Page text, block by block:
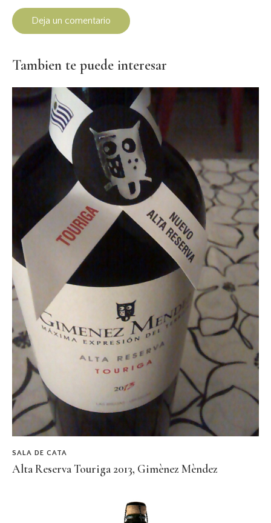
Tambien te puede interesar
SALA DE CATA
Alta Reserva Touriga 2013, Gimènez Mèndez